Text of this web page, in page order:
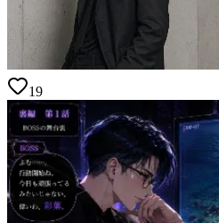
19